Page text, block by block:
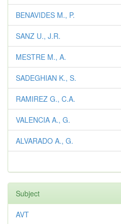
BENAVIDES M., P.
SANZ U., J.R.
MESTRE M., A.
SADEGHIAN K., S.
RAMIREZ G., C.A.
VALENCIA A., G.
ALVARADO A., G.
Subject
AVT